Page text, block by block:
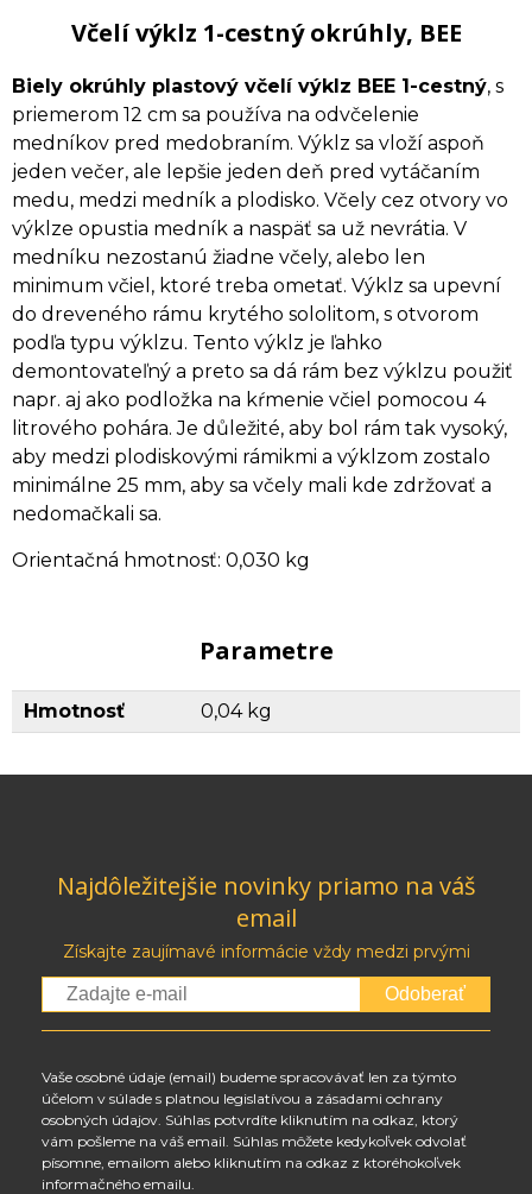
Včelí výklz 1-cestný okrúhly, BEE
Biely okrúhly plastový včelí výklz BEE 1-cestný, s
priemerom 12 cm sa používa na odvčelenie
medníkov pred medobraním. Výklz sa vloží aspoň
jeden večer, ale lepšie jeden deň pred vytáčaním
medu, medzi medník a plodisko. Včely cez otvory vo
výklze opustia medník a naspäť sa už nevrátia. V
medníku nezostanú žiadne včely, alebo len
minimum včiel, ktoré treba ometať. Výklz sa upevní
do dreveného rámu krytého sololitom, s otvorom
podľa typu výklzu. Tento výklz je ľahko
demontovateľný a preto sa dá rám bez výklzu použiť
napr. aj ako podložka na kŕmenie včiel pomocou 4
litrového pohára. Je důležité, aby bol rám tak vysoký,
aby medzi plodiskovými rámikmi a výklzom zostalo
minimálne 25 mm, aby sa včely mali kde zdržovať a
nedomačkali sa.
Orientačná hmotnosť: 0,030 kg
Parametre
Hmotnosť 0,04 kg
Najdôležitejšie novinky priamo na váš
email
Získajte zaujímavé informácie vždy medzi prvými
Odoberať
Vaše osobné údaje (email) budeme spracovávať len za týmto
účelom v súlade s platnou legislatívou a zásadami ochrany
osobných údajov. Súhlas potvrdíte kliknutím na odkaz, ktorý
vám pošleme na váš email. Súhlas môžete kedykoľvek odvolať
písomne, emailom alebo kliknutím na odkaz z ktoréhokoľvek
informačného emailu.